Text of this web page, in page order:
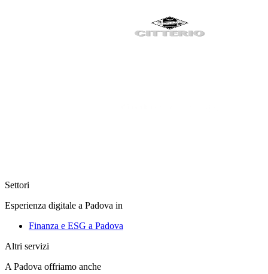
Settori
Esperienza digitale a Padova in
Finanza e ESG a Padova
Altri servizi
A Padova offriamo anche